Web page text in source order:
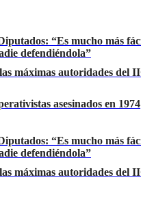
“Es mucho más
defendiéndola”
máximas autoridades del
asesinados en 1974
“Es mucho más
defendiéndola”
máximas autoridades del